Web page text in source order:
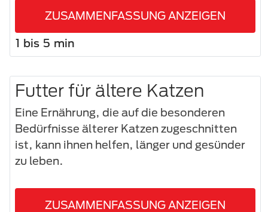
ZUSAMMENFASSUNG ANZEIGEN
1 bis 5 min
Futter für ältere Katzen
Eine Ernährung, die auf die besonderen
Bedürfnisse älterer Katzen zugeschnitten
ist, kann ihnen helfen, länger und gesünder
zu leben.
ZUSAMMENFASSUNG ANZEIGEN